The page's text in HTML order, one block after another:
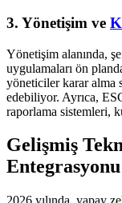
3. Yönetişim ve
Yönetişim alanında,
uygulamaları ön
yöneticiler karar alma
edebiliyor. Ayrıca,
raporlama sistemleri,
Gelişmiş
Entegrasyonu